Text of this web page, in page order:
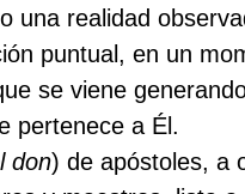
una realidad
puntual, en un
se viene
pertenece a Él.
don) de apóstoles, a